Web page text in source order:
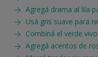
Agregá drama al lila
Usá gris suave para
Combiná el verde
Agregá acentos de